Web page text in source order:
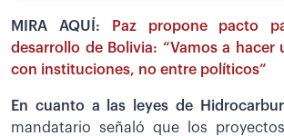
MIRA AQUÍ:
Paz propone pacto
desarrollo de Bolivia: “Vamos a hacer
con instituciones, no entre políticos”
En cuanto a las leyes de
mandatario señaló que los